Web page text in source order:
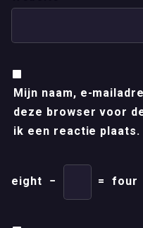
Mijn naam, e-
deze browser voor
ik een reactie plaats.
eight − = four